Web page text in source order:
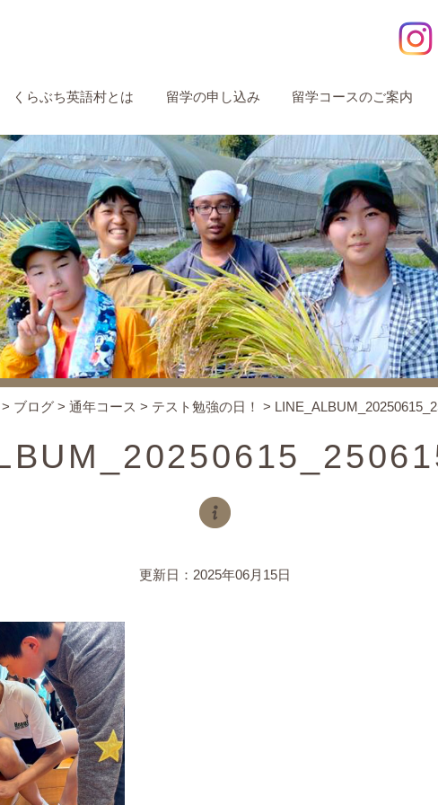
くらぶち英語村とは 留学の申し込み 留学コースのご案内
> ブログ > 通年コース > テスト勉強の日！ >
更新日：2025年06月15日